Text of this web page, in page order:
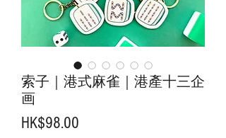
索子｜港式麻雀｜港產十三企
画
HK$98.00